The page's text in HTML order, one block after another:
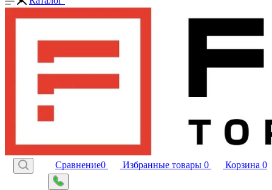
Сравнение0 Избранные товары 0 Корзина 0